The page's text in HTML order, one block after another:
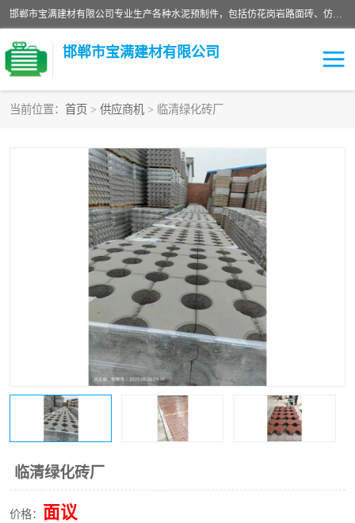
邯郸市宝满建材有限公司专业生产各种水泥预制件，包括仿花岗岩路面砖、仿花岗岩人行道砖、仿花岗岩路侧石、烧结砖、植草砖、码头砖连锁块、仿花岗岩路侧石、沙井盖、水泥盖板等各种水泥制品
邯郸市宝满建材有限公司
当前位置： 首页 > 供应商机 > 临清绿化砖厂
临清绿化砖厂
价格： 面议
混凝土路沿石
便道砖
花岗岩路岩石 盲道砖
pc仿石砖